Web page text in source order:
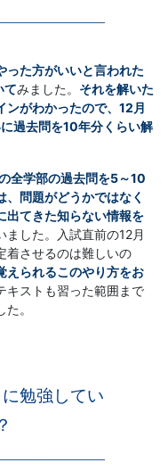
った方がいいと言われた
てみました。 それを解いた
ンがわかったので、12月
過去問を10年分くらい解
全学部の過去問を5～10
、問題がどうかではなく
出てきた知らない情報を
ました。入試直前の12月
着させるのは難しいの
えられるこのやり方をお
キストも習った範囲まで
。
勉強してい